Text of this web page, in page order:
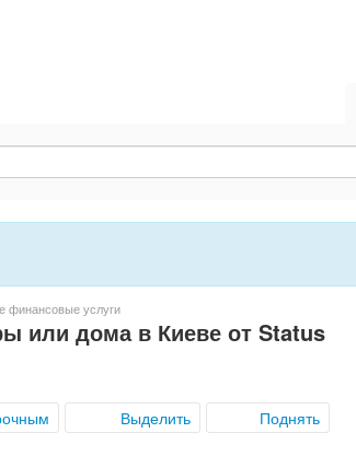
финансовые услуги
или дома в Киеве от Status
Выделить Поднять